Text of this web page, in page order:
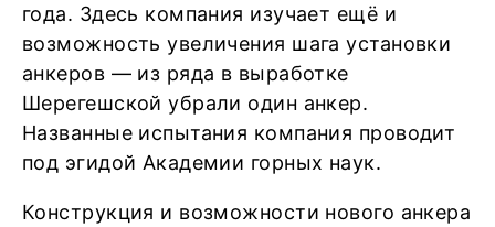
года. Здесь компания изучает ещё и
возможность увеличения шага установки
анкеров — из ряда в выработке
Шерегешской убрали один анкер.
Названные испытания компания проводит
под эгидой Академии горных наук.
Конструкция и возможности нового анкера